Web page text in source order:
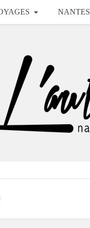
NANTES